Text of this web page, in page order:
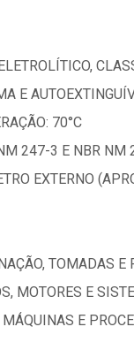
E
70°C
247-3 E NBR NM
EXTERNO
TOMADAS E
MOTORES E
E